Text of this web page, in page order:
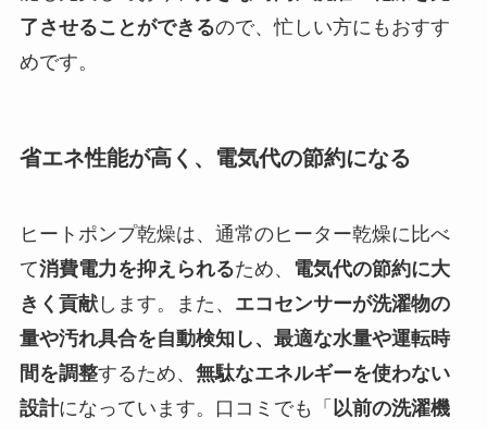
了させることができるので、忙しい方にもおすす
めです。
省エネ性能が高く、電気代の節約になる
ヒートポンプ乾燥は、通常のヒーター乾燥に比べ
て消費電力を抑えられるため、 電気代の節約に大
きく貢献します。また、 エコセンサーが洗濯物の
量や汚れ具合を自動検知し、最適な水量や運転時
間を調整するため、 無駄なエネルギーを使わない
設計になっています。口コミでも「 以前の洗濯機